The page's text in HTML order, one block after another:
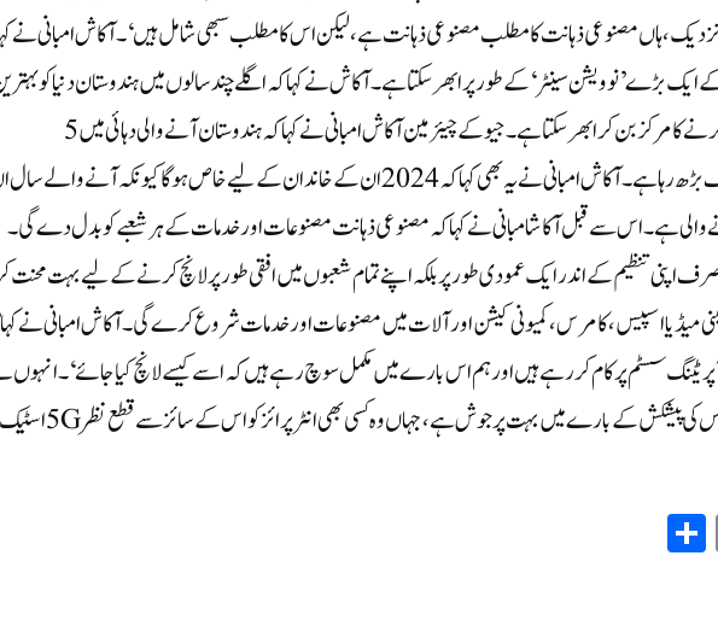
ہاں مصنوعی ذہانت کا مطلب مصنوعی ذہانت ہے ، لیکن اس کا مطلب سبھی شامل ہیں‘۔آکاش امبانی نے
بڑے ’نوویشن سینٹر‘ کے طور پر ابھر سکتا ہے ۔ آکاش نے کہا کہ اگلے چند سالوں میں ہندوستان دنیا کو
خدمات اور بہترین مصنوعات فراہم کرنے کا مرکز بن کر ابھر سکتا ہے ۔جیو کے چیئرمین آکاش امبانی نے کہا کہ ہندوستان آنے والی دہائی میں 5
سے 6ٹریلین کی معیشت بننے کی طرف بڑھ رہا ہے ۔ آکاش امبانی نے یہ بھی کہا کہ 2024ان کے خاندان کے لیے خاص ہوگا کیونکہ آنے والے
ہے ۔ اس سے قبل آکاشامبانی نے کہا کہ مصنوعی ذہانت مصنوعات اور خدمات کے ہر شعبے کو بدل دے گی ۔
اپنی تنظیم کے اندر ایک عمودی طور پر بلکہ اپنے تمام شعبوں میں افقی طور پر لانچ کرنے کے لیے بہت محنت
میڈیا اسپیس، کامرس، کمیونی کیشن اور آلات میں مصنوعات اور خدمات شروع کرے گی۔آکاش امبانی نے
سسٹم پر کام کر رہے ہیں اور ہم اس بارے میں مکمل سوچ رہے ہیں کہ اسے کیسے لانچ کیا جائے‘۔انہوں
یہ بھی کہا کہ ’کمپنی 5Gنجی نیٹ ورکس کی پیشکش کے بارے میں بہت پرجوش ہے ، جہاں وہ کسی بھی انٹرپرائز کو اس کے سائز سے قطع نظر 5Gاسٹیک
E
m